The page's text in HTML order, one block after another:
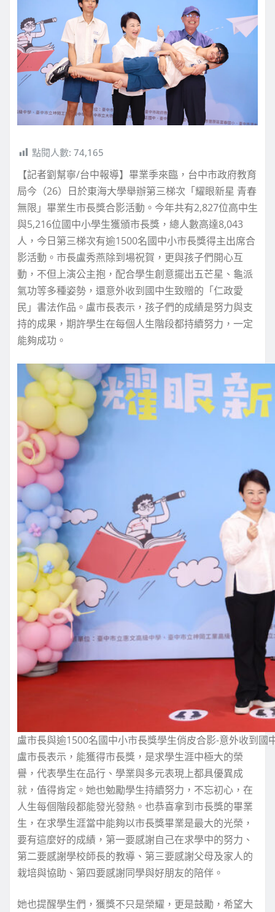
點閱人數: 74,165
【記者劉幫寧/台中報導】畢業季來臨，台中市政府教育
局今（26）日於東海大學舉辦第三梯次「耀眼新星 青春
無限」畢業生市長獎合影活動。今年共有2,827位高中生
與5,216位國中小學生獲頒市長獎，總人數高達8,043
人，今日第三梯次有逾1500名國中小市長獎得主出席合
影活動。市長盧秀燕除到場祝賀，更與孩子們開心互
動，不但上演公主抱，配合學生創意擺出五芒星、龜派
氣功等多種姿勢，還意外收到國中生致贈的「仁政愛
民」書法作品。盧市長表示，孩子們的成績是努力與支
持的成果，期許學生在每個人生階段都持續努力，一定
能夠成功。
盧市長與逾1500名國中小市長獎學生俏皮合影-意外收到國
盧市長表示，能獲得市長獎，是求學生涯中極大的榮
譽，代表學生在品行、學業與多元表現上都具優異成
就，值得肯定。她也勉勵學生持續努力，不忘初心，在
人生每個階段都能發光發熱。也恭喜拿到市長獎的畢業
生，在求學生涯當中能夠以市長獎畢業是最大的光榮，
要有這麼好的成績，第一要感謝自己在求學中的努力、
第二要感謝學校師長的教導、第三要感謝父母及家人的
栽培與協助、第四要感謝同學與好朋友的陪伴。
她也提醒學生們，獲獎不只是榮耀，更是鼓勵，希望大